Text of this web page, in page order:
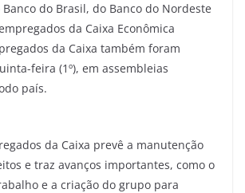
do Brasil, do Banco do Nordeste
da Caixa Econômica
da Caixa também foram
feira (1º), em assembleias
país.
da Caixa prevê a manutenção
e traz avanços importantes, como o
e a criação do grupo para